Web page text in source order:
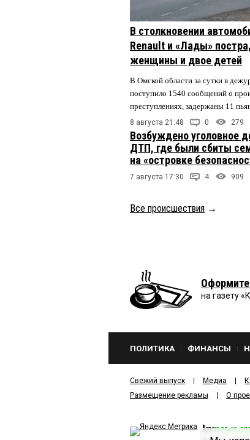
В столкновении
Renault и «Лады»
женщины и двое детей
В Омской области за сутки в
поступило 1540 сообщений о
преступлениях, задержаны 11
8 августа 21:48 0 279
Возбуждено уголовное
ДТП, где были сбиты
на «островке
7 августа 17:30 4 909
Все происшествия →
на газету
ПОЛИТИКА ФИНАНСЫ
Свежий выпуск Медиа
Размещение рекламы
О
kvnews.ru